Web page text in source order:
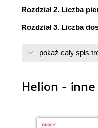
Rozdział 2. Liczba
Rozdział 3. Liczba
Rozdział 6.
Rozdział 7. Układ
pokaż cały spis
Helion -